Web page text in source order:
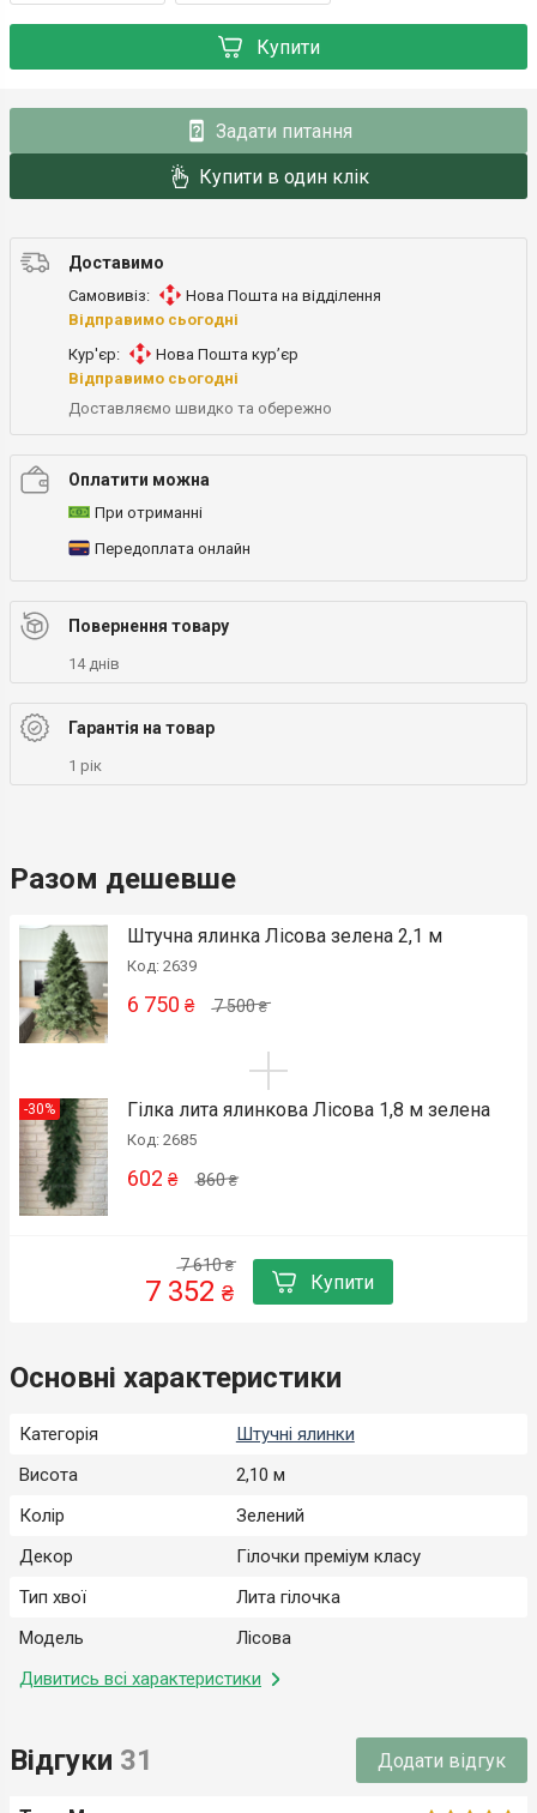
Купити
Задати питання
Купити в один клік
Доставимо
Самовивіз:
Нова Пошта на відділення
Відправимо сьогодні
Кур'єр:
Нова Пошта кур’єр
Відправимо сьогодні
Доставляємо швидко та обережно
Оплатити можна
При отриманні
Передоплата онлайн
Повернення товару
14 днів
Гарантія на товар
1 рік
Разом дешевше
Штучна ялинка Лісова зелена 2,1 м
Код: 2639
7 500₴
6 750 ₴
-30% Гілка лита ялинкова Лісова 1,8 м зелена
Код: 2685
860₴
602 ₴
7 610₴
7 352 ₴ Купити
Основні характеристики
Категорія
Штучні ялинки
Висота
2,10 м
Колір
Зелений
Декор
Гілочки преміум класу
Тип хвої
Лита гілочка
Модель
Лісова
Дивитись всі характеристики
Відгуки 31 Додати відгук